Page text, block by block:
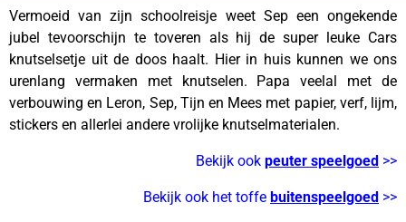
Vermoeid van zijn schoolreisje weet Sep een ongekende
jubel tevoorschijn te toveren als hij de super leuke Cars
knutselsetje uit de doos haalt. Hier in huis kunnen we ons
urenlang vermaken met knutselen. Papa veelal met de
verbouwing en Leron, Sep, Tijn en Mees met papier, verf, lijm,
stickers en allerlei andere vrolijke knutselmaterialen.
Bekijk ook peuter speelgoed >>
Bekijk ook het toffe buitenspeelgoed >>